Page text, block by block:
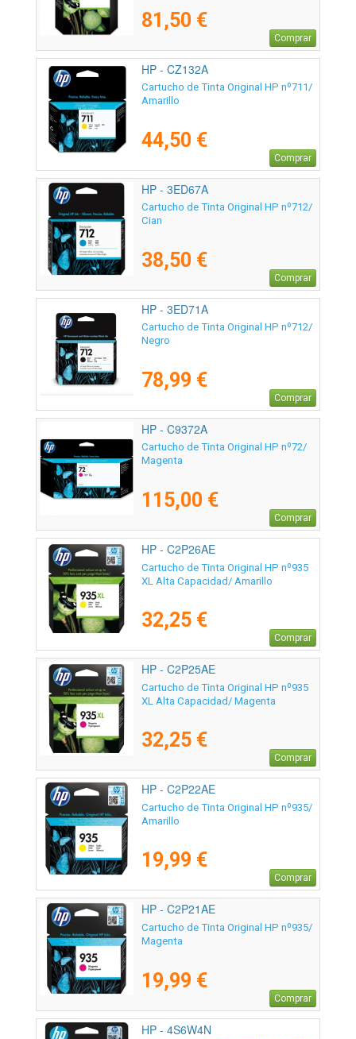
81,50 €
Comprar
HP - CZ132A
Cartucho de Tinta Original HP nº711/
Amarillo
44,50 €
Comprar
HP - 3ED67A
Cartucho de Tinta Original HP nº712/
Cian
38,50 €
Comprar
HP - 3ED71A
Cartucho de Tinta Original HP nº712/
Negro
78,99 €
Comprar
HP - C9372A
Cartucho de Tinta Original HP nº72/
Magenta
115,00 €
Comprar
HP - C2P26AE
Cartucho de Tinta Original HP nº935
XL Alta Capacidad/ Amarillo
32,25 €
Comprar
HP - C2P25AE
Cartucho de Tinta Original HP nº935
XL Alta Capacidad/ Magenta
32,25 €
Comprar
HP - C2P22AE
Cartucho de Tinta Original HP nº935/
Amarillo
19,99 €
Comprar
HP - C2P21AE
Cartucho de Tinta Original HP nº935/
Magenta
19,99 €
Comprar
HP - 4S6W4N